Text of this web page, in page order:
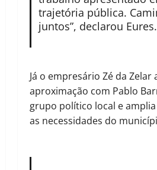
trajetória pública.
juntos”, declarou Eures.
Já o empresário Zé da
aproximação com Pablo
grupo político local e
as necessidades do